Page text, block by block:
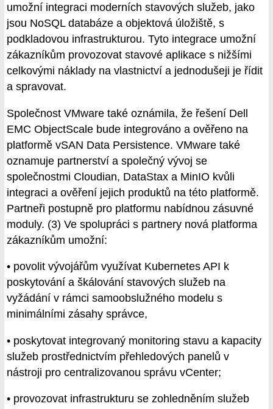
umožní integraci moderních stavových služeb, jako
jsou NoSQL databáze a objektová úložiště, s
podkladovou infrastrukturou. Tyto integrace umožní
zákazníkům provozovat stavové aplikace s nižšími
celkovými náklady na vlastnictví a jednodušeji je řídit
a spravovat.
Společnost VMware také oznámila, že řešení Dell
EMC ObjectScale bude integrováno a ověřeno na
platformě vSAN Data Persistence. VMware také
oznamuje partnerství a společný vývoj se
společnostmi Cloudian, DataStax a MinIO kvůli
integraci a ověření jejich produktů na této platformě.
Partneři postupně pro platformu nabídnou zásuvné
moduly. (3) Ve spolupráci s partnery nová platforma
zákazníkům umožní:
• povolit vývojářům využívat Kubernetes API k
poskytování a škálování stavových služeb na
vyžádání v rámci samoobslužného modelu s
minimálními zásahy správce,
• poskytovat integrovaný monitoring stavu a kapacity
služeb prostřednictvím přehledových panelů v
nástroji pro centralizovanou správu vCenter;
• provozovat infrastrukturu se zohledněním služeb